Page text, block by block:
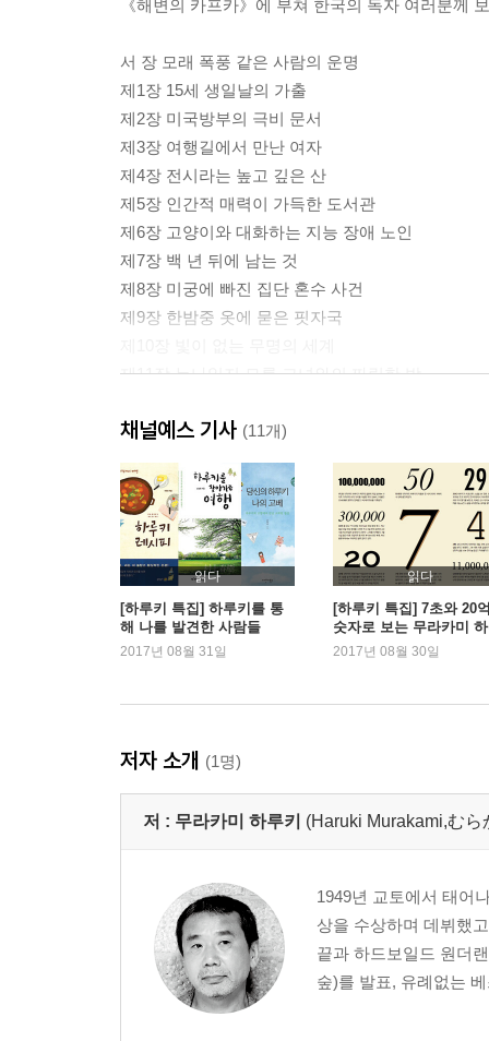
《해변의 카프카》에 부쳐 한국의 독자 여러분께
서 장 모래 폭풍 같은 사람의 운명
제1장 15세 생일날의 가출
제2장 미국방부의 극비 문서
제3장 여행길에서 만난 여자
제4장 전시라는 높고 깊은 산
제5장 인간적 매력이 가득한 도서관
제6장 고양이와 대화하는 지능 장애 노인
제7장 백 년 뒤에 남는 것
제8장 미궁에 빠진 집단 혼수 사건
제9장 한밤중 옷에 묻은 핏자국
제11장 누나일지 모를 그녀와의 짜릿한 밤
제13장 절대 고독의 세계
제14장 고양이 탐정과 고양이 킬러
제15장 상상력과 꿈에 대한 공포
제16장 기묘한 자발적 피살 사건
제17장 빛과 그늘 속 〈해변의 카프카〉
제18장 일소에 부친 살인범의 자수
제19장 속이 텅 빈 사람들의 자기 증명
제20장 사람과 사람 사이를 잇는 관계의 고리
제21장 저주받은 부자의 비극적 종말
역자의 말 작가적 성숙을 실감케 하는 하루키의 탁
채널예스 기사 (11개)
읽다
[하루키 특집] 하루키를 통
해 나를 발견한 사람들
2017년 08월 31일
읽다
[하루키 특집] 7초와 20
숫자로 보는 무라카미
키
2017년 08월 30일
저자 소개 (1명)
저 : 무라카미 하루키 (Haruki Murakami,む
1949년 교토에서 태어
상을 수상하며 데뷔했
끝과 하드보일드 원더
숲)를 발표, 유례없는